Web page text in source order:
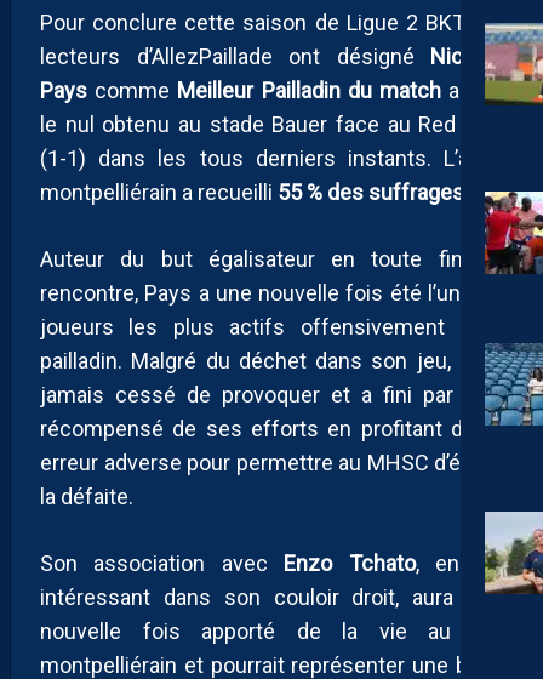
Pour conclure cette saison de Ligue 2 BKT, les
lecteurs d’AllezPaillade ont désigné Nicolas
Pays comme Meilleur Pailladin du matchaprès
le nul obtenu au stade Bauer face au Red Star
(1-1) dans les tous derniers instants. L’ailier
montpelliérain a recueilli 55 % des suffrages
Auteur du but égalisateur en toute fin de
rencontre, Pays a une nouvelle fois été l’un des
joueurs les plus actifs offensivement côté
pailladin. Malgré du déchet dans son jeu, il n’a
jamais cessé de provoquer et a fini par être
récompensé de ses efforts en profitant d’une
erreur adverse pour permettre au MHSC d’éviter
la défaite.
Son association avec Enzo Tchato, encore
intéressant dans son couloir droit, aura une
nouvelle fois apporté de la vie au jeu
montpelliérain et pourrait représenter une base